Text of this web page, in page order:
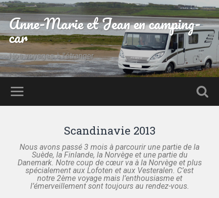
Anne-Marie et Jean en camping-
car
Nos voyages à l'étranger
Scandinavie 2013
Nous avons passé 3 mois à parcourir une partie de la
Suède, la Finlande, la Norvège et une partie du
Danemark. Notre coup de cœur va à la Norvège et plus
spécialement aux Lofoten et aux Vesteralen. C’est
notre 2ème voyage mais l’enthousiasme et
l’émerveillement sont toujours au rendez-vous.